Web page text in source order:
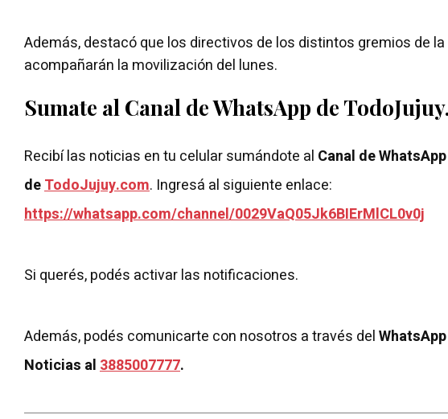
Además, destacó que los directivos de los distintos gremios de
acompañarán la movilización del lunes.
Sumate al Canal de WhatsApp de
Recibí las noticias en tu celular sumándote al Canal de WhatsApp
deTodoJujuy.com. Ingresá al siguiente enlace:
https://whatsapp.com/channel/0029VaQ05Jk6BIErMlCL0v0j
Si querés, podés activar las notificaciones.
Además, podés comunicarte con nosotros a través del
Noticias al3885007777.